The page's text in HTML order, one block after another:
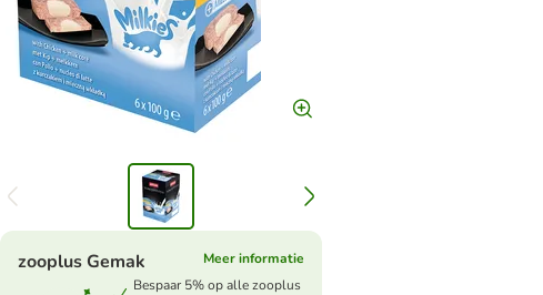
zooplus Gemak
Meer informatie
Bespaar 5% op alle zooplus